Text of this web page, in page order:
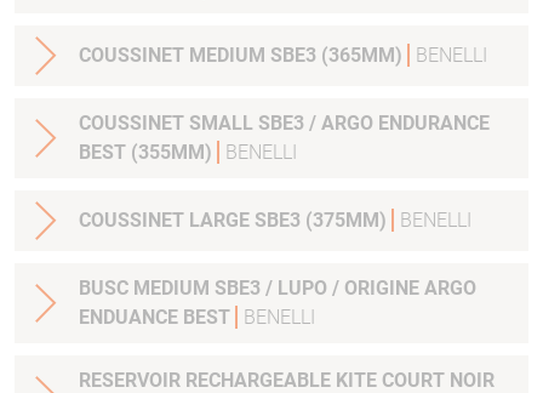
COUSSINET MEDIUM SBE3 (365MM) BENELLI
COUSSINET SMALL SBE3 / ARGO ENDURANCE
BEST (355MM)
BENELLI
COUSSINET LARGE SBE3 (375MM) BENELLI
BUSC MEDIUM SBE3 / LUPO / ORIGINE ARGO
ENDUANCE BEST
BENELLI
RESERVOIR RECHARGEABLE KITE COURT NOIR